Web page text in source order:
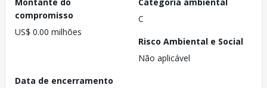
Montante do
compromisso
US$ 0.00 milhões
Categoria ambiental
C
Risco Ambiental e Social
Não aplicável
Data de encerramento